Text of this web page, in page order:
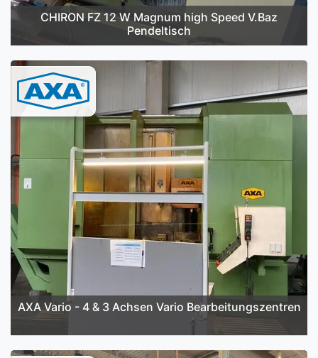
CHIRON FZ 12 W Magnum high Speed V.Baz
Pendeltisch
AXA Vario - 4 & 3 Achsen Vario Bearbeitungszentren